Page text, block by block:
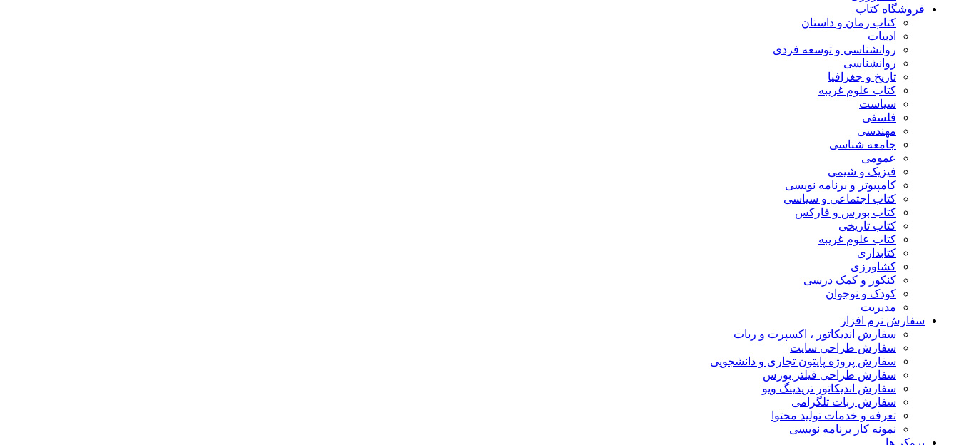
فروشگاه کتاب
کتاب رمان و داستان
ادبیات
روانشناسی و توسعه فردی
روانشناسی
تاریخ و جغرافیا
کتاب علوم غریبه
سیاست
فلسفی
مهندسی
جامعه شناسی
عمومی
فیزیک و شیمی
کامپیوتر و برنامه نویسی
کتاب اجتماعی و سیاسی
کتاب بورس و فارکس
کتاب تاریخی
کتاب علوم غریبه
کتابداری
کشاورزی
کنکور و کمک‌ درسی
کودک و نوجوان
مدیریت
سفارش نرم افزار
سفارش اندیکاتور ، اکسپرت و ربات
سفارش طراحی سایت
سفارش پروژه پایتون تجاری و دانشجویی
سفارش طراحی فیلتر بورس
سفارش اندیکاتور تریدینگ ویو
سفارش ربات تلگرامی
تعرفه و خدمات تولید محتوا
نمونه کار برنامه نویسی
بروکر ها